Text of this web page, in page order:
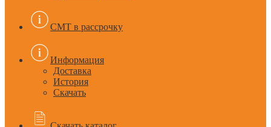
CMT в рассрочку
Информация
Доставка
История
Скачать